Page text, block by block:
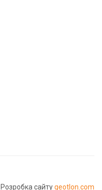
Розробка сайтуgeotlon.com